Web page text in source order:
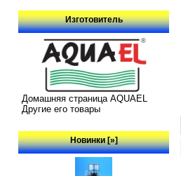
Изготовитель
Домашняя страница AQUAEL
Другие его товары
Новинки [»]